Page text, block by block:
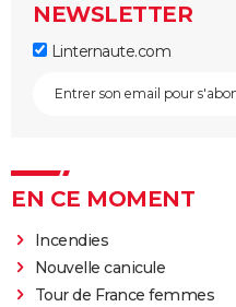
NEWSLETTER
Linternaute.com
EN CE MOMENT
Incendies
Nouvelle canicule
Tour de France femmes